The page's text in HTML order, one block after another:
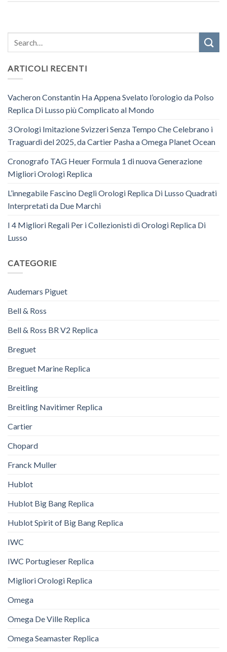
ARTICOLI RECENTI
Vacheron Constantin Ha Appena Svelato l’orologio da Polso
Replica Di Lusso più Complicato al Mondo
3 Orologi Imitazione Svizzeri Senza Tempo Che Celebrano i
Traguardi del 2025, da Cartier Pasha a Omega Planet Ocean
Cronografo TAG Heuer Formula 1 di nuova Generazione
Migliori Orologi Replica
L’innegabile Fascino Degli Orologi Replica Di Lusso Quadrati
Interpretati da Due Marchi
I 4 Migliori Regali Per i Collezionisti di Orologi Replica Di
Lusso
CATEGORIE
Audemars Piguet
Bell & Ross
Bell & Ross BR V2 Replica
Breguet
Breguet Marine Replica
Breitling
Breitling Navitimer Replica
Cartier
Chopard
Franck Muller
Hublot
Hublot Big Bang Replica
Hublot Spirit of Big Bang Replica
IWC
IWC Portugieser Replica
Migliori Orologi Replica
Omega
Omega De Ville Replica
Omega Seamaster Replica